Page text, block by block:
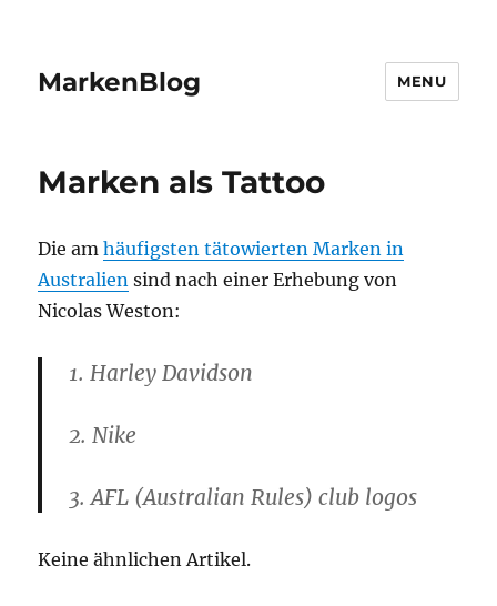
MarkenBlog MENU
Marken als Tattoo
Die amhäufigsten tätowierten Marken in
Australien sind nach einer Erhebung von
Nicolas Weston:
1. Harley Davidson
2. Nike
3. AFL (Australian Rules) club logos
Keine ähnlichen Artikel.